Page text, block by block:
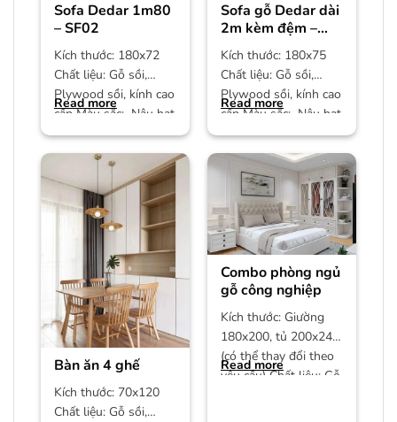
Sofa Dedar 1m80
– SF02
Kích thước: 180x72
Chất liệu: Gỗ sồi,
Plywood sồi, kính cao
cấp Màu sắc: Nâu hạt
dẻ Bảo hành: 12
Read more
Sofa gỗ Dedar dài
2m kèm đệm –
SF01
Kích thước: 180x75
Chất liệu: Gỗ sồi,
Plywood sồi, kính cao
cấp Màu sắc: Nâu hạt
dẻ Bảo hành: 12
Read more
Bàn ăn 4 ghế
Kích thước: 70x120
Chất liệu: Gỗ sồi,
Combo phòng ngủ
gỗ công nghiệp
Kích thước: Giường
180x200, tủ 200x240
(có thể thay đổi theo
yêu cầu) Chất liệu: Gỗ
Read more